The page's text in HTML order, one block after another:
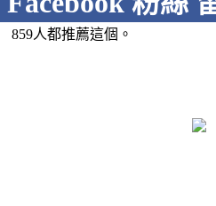
859人都推薦這個。